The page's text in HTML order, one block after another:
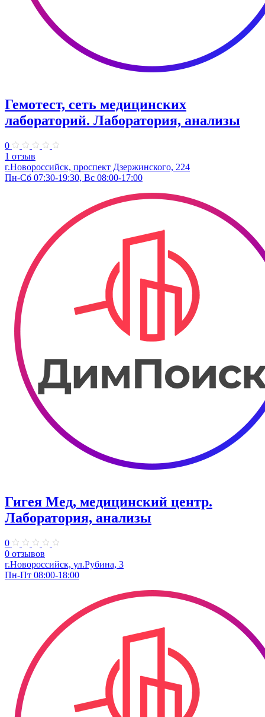
Гемотест, сеть медицинских
лабораторий. Лаборатория, анализы
0
1 отзыв
г.Новороссийск, проспект Дзержинского, 224
Пн-Сб 07:30-19:30, Вс 08:00-17:00
Гигея Мед, медицинский центр.
Лаборатория, анализы
0
0 отзывов
г.Новороссийск, ул.Рубина, 3
Пн-Пт 08:00-18:00